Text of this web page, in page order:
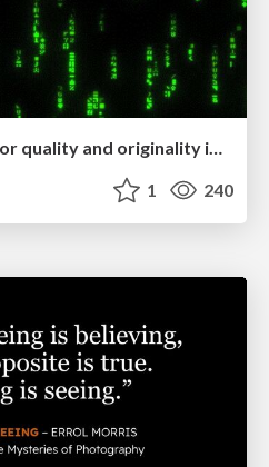
Game over? The fight for quality and originality in the time of robots
1 240